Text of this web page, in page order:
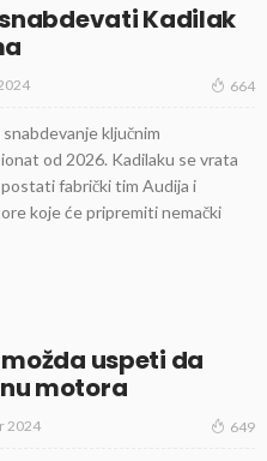
Kadilak
664
ključnim
od 2026. Kadilaku se vrata
fabrički tim Audija i
koje će pripremiti nemački
uspeti da
motora
2024 649